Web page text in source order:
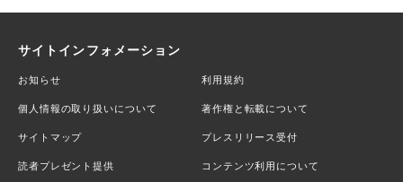
サイトインフォメーション
お知らせ 利用規約
個人情報の取り扱いについて 著作権と転載について
サイトマップ プレスリリース受付
読者プレゼント提供 コンテンツ利用について